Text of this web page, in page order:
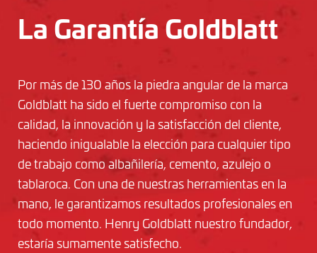
La Garantía Goldblatt
Por más de 130 años la piedra angular de la marca
Goldblatt ha sido el fuerte compromiso con la
calidad, la innovación y la satisfacción del cliente,
haciendo inigualable la elección para cualquier tipo
de trabajo como albañilería, cemento, azulejo o
tablaroca. Con una de nuestras herramientas en la
mano, le garantizamos resultados profesionales en
todo momento. Henry Goldblatt nuestro fundador,
estaría sumamente satisfecho.